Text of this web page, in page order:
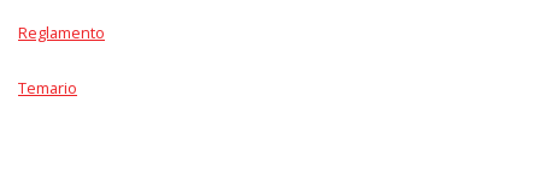
Reglamento
Temario